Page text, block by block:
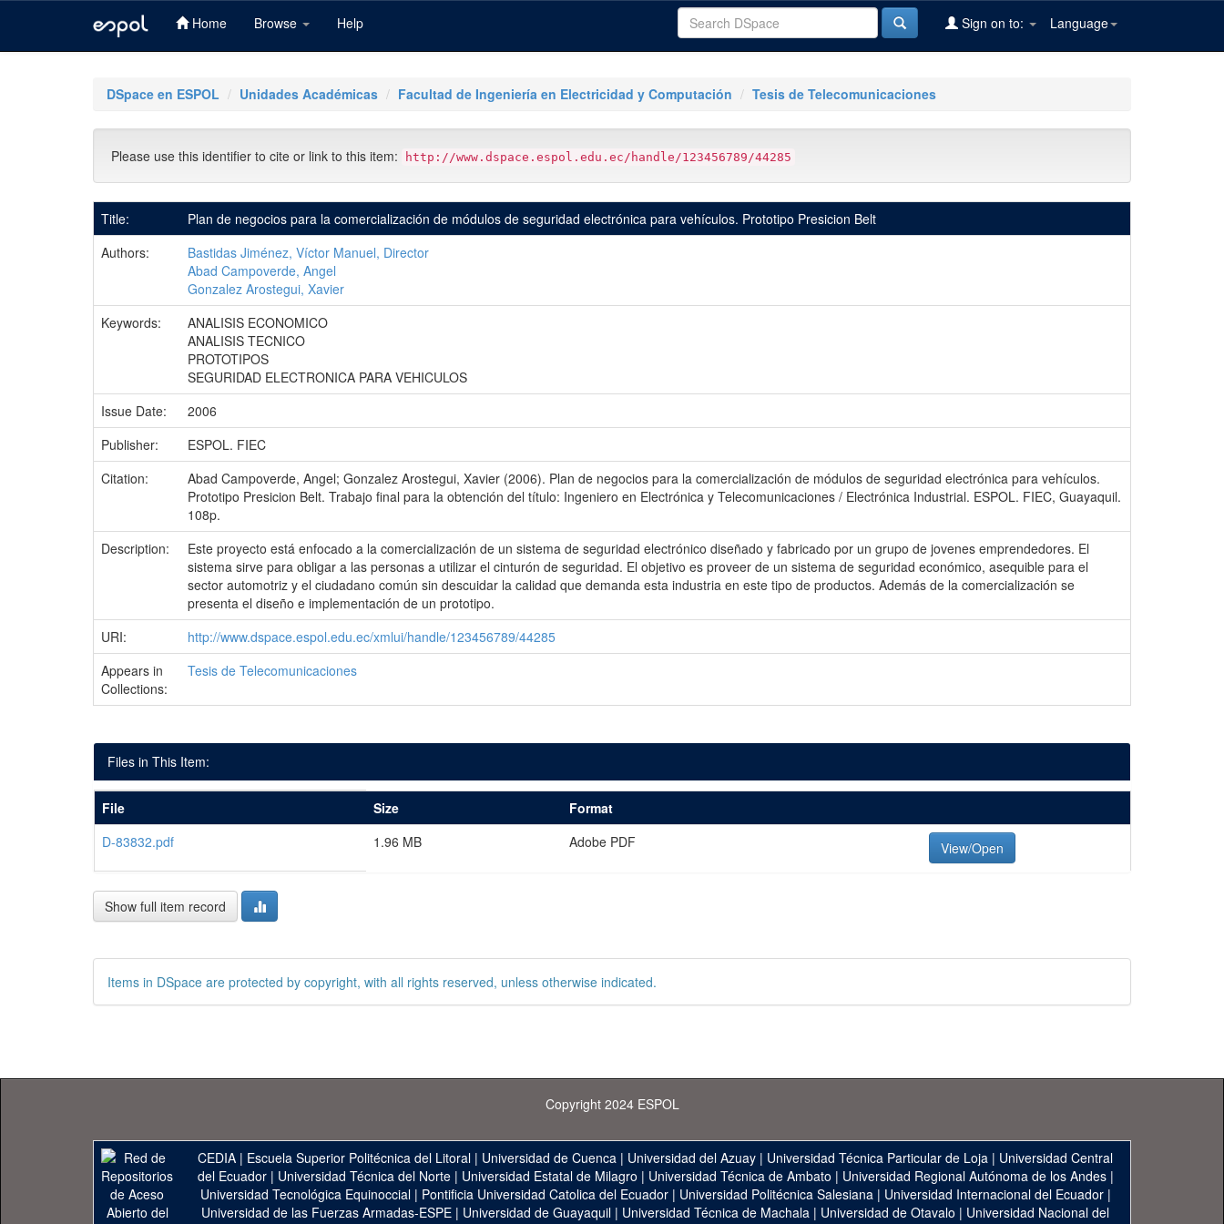
Home Browse Help Language
Sign on to:
DSpace en ESPOL Unidades Académicas Facultad de Ingeniería en Electricidad y Computación Tesis de Telecomunicaciones
Please use this identifier to cite or link to this item: http://www.dspace.espol.edu.ec/handle/123456789/44285
Title:
Plan de negocios para la comercialización de módulos de seguridad electrónica para vehículos. Prototipo Presicion Belt
Authors:
Bastidas Jiménez, Víctor Manuel, Director
Abad Campoverde, Angel
Gonzalez Arostegui, Xavier
Keywords:
ANALISIS ECONOMICO
ANALISIS TECNICO
PROTOTIPOS
SEGURIDAD ELECTRONICA PARA VEHICULOS
Issue Date:
2006
Publisher:
ESPOL. FIEC
Citation:
Abad Campoverde, Angel; Gonzalez Arostegui, Xavier (2006). Plan de negocios para la comercialización de módulos de seguridad electrónica para vehículos.
Prototipo Presicion Belt. Trabajo final para la obtención del título: Ingeniero en Electrónica y Telecomunicaciones / Electrónica Industrial. ESPOL. FIEC, Guayaquil.
108p.
Description:
Este proyecto está enfocado a la comercialización de un sistema de seguridad electrónico diseñado y fabricado por un grupo de jovenes emprendedores. El
sistema sirve para obligar a las personas a utilizar el cinturón de seguridad. El objetivo es proveer de un sistema de seguridad económico, asequible para el
sector automotriz y el ciudadano común sin descuidar la calidad que demanda esta industria en este tipo de productos. Además de la comercialización se
presenta el diseño e implementación de un prototipo.
URI:
http://www.dspace.espol.edu.ec/xmlui/handle/123456789/44285
Appears in
Collections:
Tesis de Telecomunicaciones
Files in This Item:
File Size
Format
D-83832.pdf
1.96 MB Adobe PDF View/Open
Show full item record
Items in DSpace are protected by copyright, with all rights reserved, unless otherwise indicated.
Copyright 2024 ESPOL
CEDIA | Escuela Superior Politécnica del Litoral | Universidad de Cuenca | Universidad del Azuay | Universidad Técnica Particular de Loja | Universidad Central
del Ecuador| Universidad Técnica del Norte| Universidad Estatal de Milagro | Universidad Técnica de Ambato | Universidad Regional Autónoma de los Andes|
Universidad Tecnológica Equinoccial| Pontificia Universidad Catolica del Ecuador| Universidad Politécnica Salesiana| Universidad Internacional del Ecuador|
Universidad de las Fuerzas Armadas-ESPE | Universidad de Guayaquil | Universidad Técnica de Machala | Universidad de Otavalo | Universidad Nacional del